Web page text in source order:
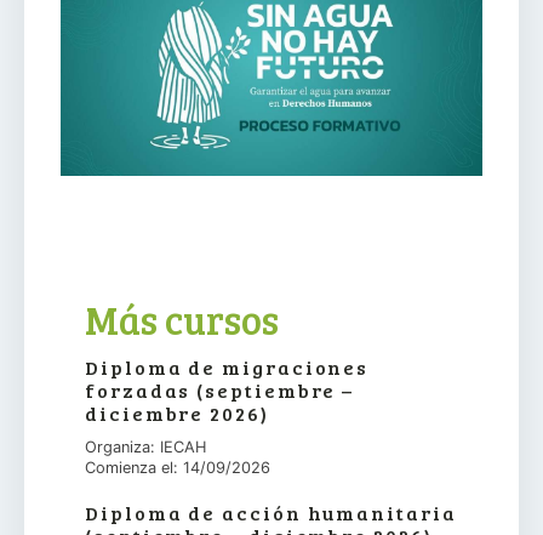
Más cursos
Diploma de migraciones
forzadas (septiembre –
diciembre 2026)
Organiza: IECAH
Comienza el: 14/09/2026
Diploma de acción humanitaria